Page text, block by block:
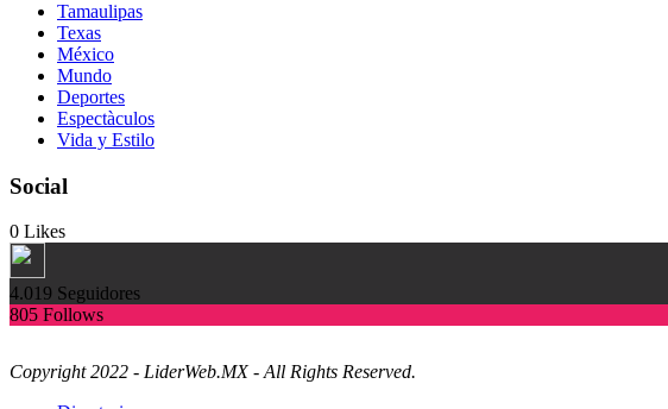
Tamaulipas
Texas
México
Mundo
Deportes
Espectàculos
Vida y Estilo
Social
0 Likes
4.019 Seguidores
805 Follows
Copyright 2022 - LiderWeb.MX - All Rights Reserved.